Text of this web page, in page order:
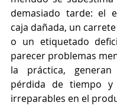
demasiado tarde: el
caja dañada, un
o un etiquetado
parecer problemas
la práctica, generan
pérdida de tiempo y
irreparables en el